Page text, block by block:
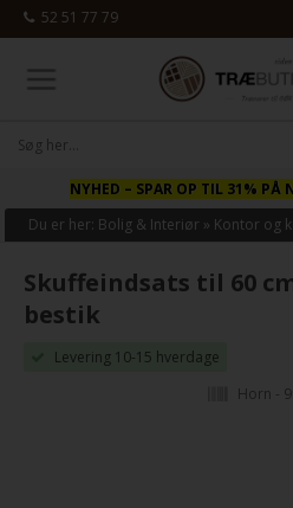
52 51 77 79
NYHED – SPAR OP TIL 31% PÅ
Du er her: Bolig & Interiør » Kontor og
Skuffeindsats til 60
bestik
Levering 10-15 hverdage
Horn -